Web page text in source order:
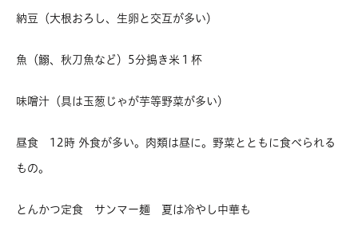
納豆（大根おろし、生卵と交互が多い）
魚（鰯、秋刀魚など）5分搗き米１杯
味噌汁（具は玉葱じゃが芋等野菜が多い）
昼食 12時 外食が多い。肉類は昼に。野菜とともに食べられる
もの。
とんかつ定食 サンマー麺 夏は冷やし中華も